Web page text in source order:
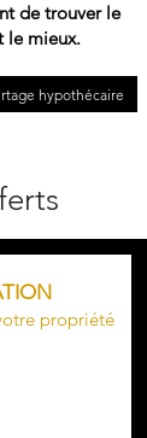
de trouver le
le mieux.
hypothécaire
propriété